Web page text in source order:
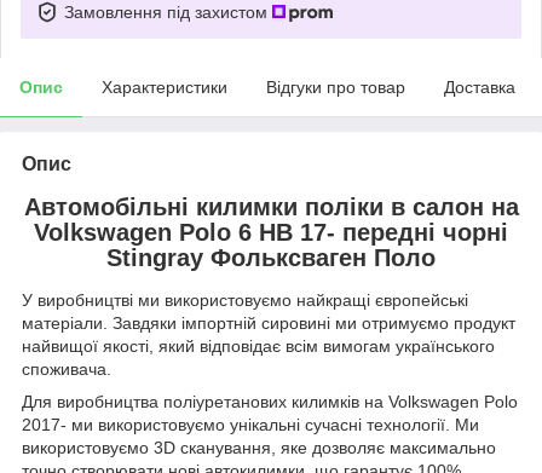
Замовлення під захистом
Опис Характеристики Відгуки про товар Доставка
Опис
Автомобільні килимки поліки в салон на
Volkswagen Polo 6 HB 17- передні чорні
Stingray Фольксваген Поло
У виробництві ми використовуємо найкращі європейські
матеріали. Завдяки імпортній сировині ми отримуємо продукт
найвищої якості, який відповідає всім вимогам українського
споживача.
Для виробництва поліуретанових килимків на Volkswagen Polo
2017- ми використовуємо унікальні сучасні технології. Ми
використовуємо 3D сканування, яке дозволяє максимально